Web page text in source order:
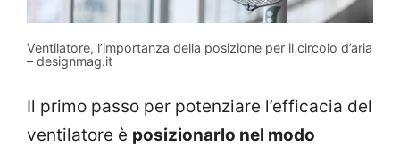
Ventilatore, l’importanza della posizione per il circolo d’aria
– designmag.it
Il primo passo per potenziare l’efficacia del
ventilatore è posizionarlo nel modo